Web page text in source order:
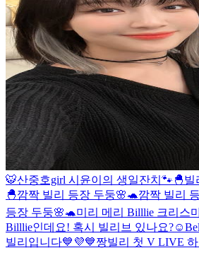
🐯산중호girl 시윤이의 생일잔치🐾 🐣
🐣깜짝 빌리 등장 두둥🌸🐢깜짝 빌리
등장 두둥🌸🐢미리 메리 Billlie 크리스
Billlie인데요! 혹시 빌리브 있나요?☺️
빌리입니다💙💜💙짱빌리 첫 V LIVE